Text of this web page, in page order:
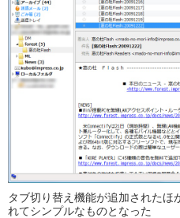
タブ切り替え機能が追加されたほ
れてシンプルなものとなった